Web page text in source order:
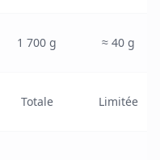
1 700 g ≈ 40 g
Totale Limitée